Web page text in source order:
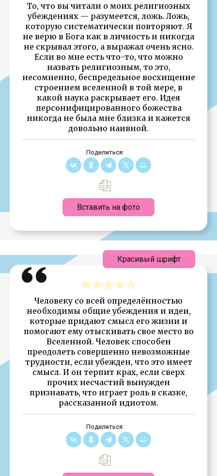
То, что вы читали о моих религиозных
убеждениях — разумеется, ложь. Ложь,
которую систематически повторяют. Я
не верю в Бога как в личность и никогда
не скрывал этого, а выражал очень ясно.
Если во мне есть что-то, что можно
назвать религиозным, то это,
несомненно, беспредельное восхищение
строением вселенной в той мере, в
какой наука раскрывает его. Идея
персонифицированного божества
никогда не была мне близка и кажется
довольно наивной.
Поделиться:
Вставить на фото
Человеку со всей определённостью
необходимы общие убеждения и идеи,
которые придают смысл его жизни и
помогают ему отыскивать свое место во
Вселенной. Человек способен
преодолеть совершенно невозможные
трудности, если убежден, что это имеет
смысл. И он терпит крах, если сверх
прочих несчастий вынужден
признавать, что играет роль в сказке,
рассказанной идиотом.
Поделиться:
Красивый шрифт